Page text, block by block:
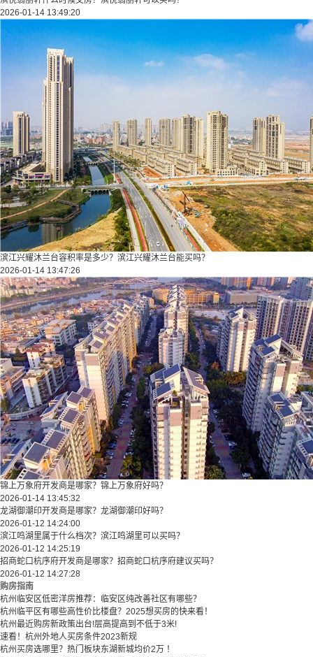
2026-01-14 13:49:20
滨江兴耀沐兰台容积率是多少？滨江兴耀沐兰台能买吗？
2026-01-14 13:47:26
锦上万象府开发商是哪家？锦上万象府好吗？
2026-01-14 13:45:32
龙湖御潮印开发商是哪家？龙湖御潮印好吗？
2026-01-12 14:24:00
滨江鸣湖里属于什么档次？滨江鸣湖里可以买吗？
2026-01-12 14:25:19
招商蛇口杭序府开发商是哪家？招商蛇口杭序府建议买吗？
2026-01-12 14:27:28
购房指南
杭州临安区低密洋房推荐：临安区纯改善社区有哪些？
​​杭州临平区有哪些高性价比楼盘？2025想买房的快来看！​
杭州最近购房新政策出台!层高提高到不低于3米!
速看！杭州外地人买房条件2023新规
杭州买房选哪里？热门板块东湖新城均价2万 ！